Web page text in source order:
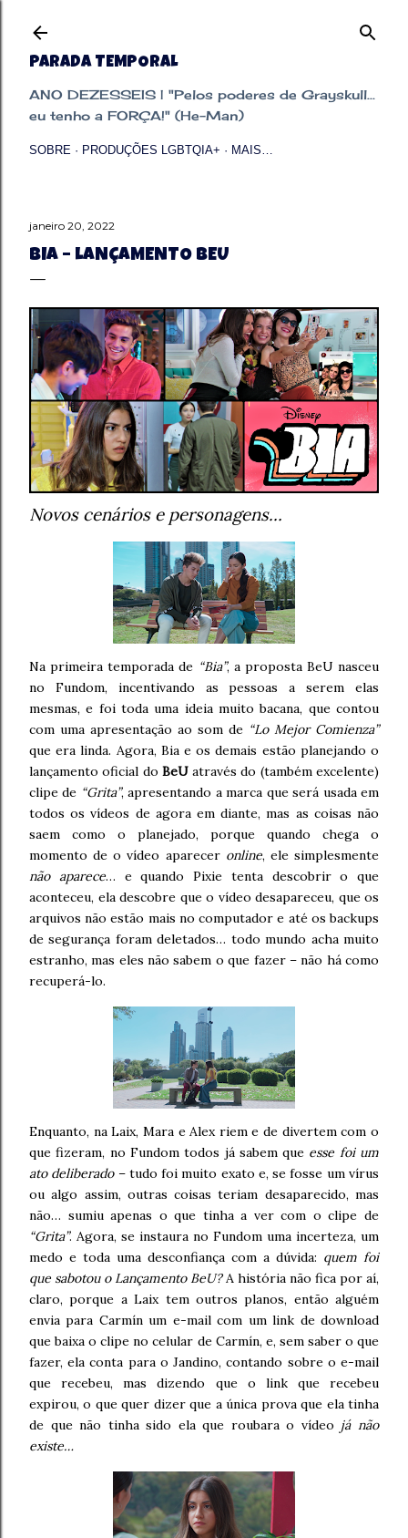
PARADA TEMPORAL
ANO DEZESSEIS | "Pelos poderes de Grayskull...
eu tenho a FORÇA!" (He-Man)
SOBRE PRODUÇÕES LGBTQIA+ MAIS…
janeiro 20, 2022
BIA – LANÇAMENTO BEU
Novos cenários e personagens…
Na primeira temporada de “Bia”, a proposta BeU nasceu
no Fundom, incentivando as pessoas a serem elas
mesmas, e foi toda uma ideia muito bacana, que contou
com uma apresentação ao som de “Lo Mejor Comienza”
que era linda. Agora, Bia e os demais estão planejando o
lançamento oficial do BeUatravés do (também excelente)
clipe de “Grita”, apresentando a marca que será usada em
todos os vídeos de agora em diante, mas as coisas não
saem como o planejado, porque quando chega o
momento de o vídeo aparecer online, ele simplesmente
não aparece… e quando Pixie tenta descobrir o que
aconteceu, ela descobre que o vídeo desapareceu, que os
arquivos não estão mais no computador e até os backups
de segurança foram deletados… todo mundo acha muito
estranho, mas eles não sabem o que fazer – não há como
recuperá-lo.
Enquanto, na Laix, Mara e Alex riem e de divertem com o
que fizeram, no Fundom todos já sabem que esse foi um
ato deliberado– tudo foi muito exato e, se fosse um vírus
ou algo assim, outras coisas teriam desaparecido, mas
não… sumiu apenas o que tinha a ver com o clipe de
“Grita”. Agora, se instaura no Fundom uma incerteza, um
medo e toda uma desconfiança com a dúvida: quem foi
que sabotou o Lançamento BeU?A história não fica por aí,
claro, porque a Laix tem outros planos, então alguém
envia para Carmín um e-mail com um link de download
que baixa o clipe no celular de Carmín, e, sem saber o que
fazer, ela conta para o Jandino, contando sobre o e-mail
que recebeu, mas dizendo que o link que recebeu
expirou, o que quer dizer que a única prova que ela tinha
de que não tinha sido ela que roubara o vídeo já não
existe…